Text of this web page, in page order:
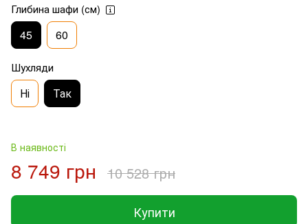
Глибина шафи (см)
45 60
Шухляди
Ні Так
В наявності
8 749 грн 10 528 грн
Купити